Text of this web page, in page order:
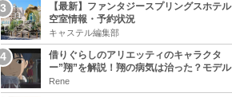
【最新】ファンタジースプリングスホテル
空室情報・予約状況
キャステル編集部
借りぐらしのアリエッティのキャラクタ
ー”翔”を解説！翔の病気は治った？モデル
は誰？
Rene